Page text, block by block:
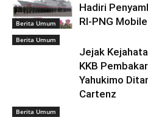
Berita Umum
Hadiri
RI-PNG
Berita Umum
Jejak
KKB
Yahukimo
Cartenz
Berita Umum